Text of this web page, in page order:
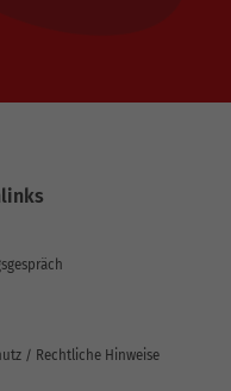
/ Rechtliche Hinweise